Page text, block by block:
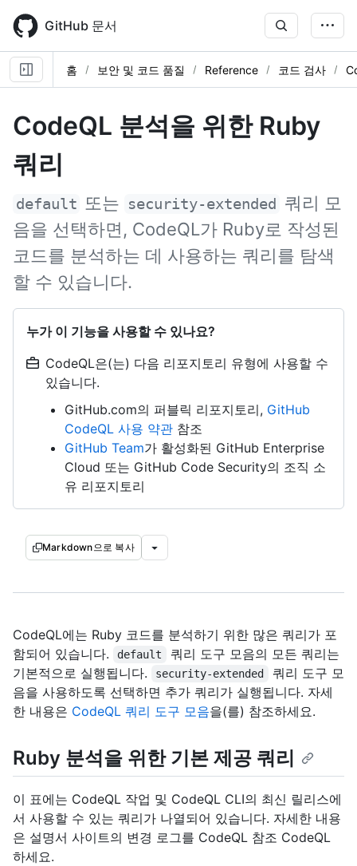
main
content
GitHub 문서
홈 보안 및 코드 품질 Reference 코드 검사
CodeQL 분석을 위한 Ruby
쿼리
default 또는 security-extended
쿼리 모
음을 선택하면, CodeQL가 Ruby로 작성된
코드를 분석하는 데 사용하는 쿼리를 탐색
할 수 있습니다.
누가 이 기능을 사용할 수 있나요?
CodeQL은(는) 다음 리포지토리 유형에 사용할 수
있습니다.
GitHub.com의 퍼블릭 리포지토리, GitHub
CodeQL 사용 약관 참조
GitHub Team가 활성화된 GitHub Enterprise
Cloud 또는 GitHub Code Security의 조직 소
유 리포지토리
Markdown으로 복사
CodeQL에는 Ruby 코드를 분석하기 위한 많은 쿼리가 포
함되어 있습니다.
default
쿼리 도구 모음의 모든 쿼리는
기본적으로 실행됩니다.
security-extended
쿼리 도구 모
음을 사용하도록 선택하면 추가 쿼리가 실행됩니다. 자세
한 내용은 CodeQL 쿼리 도구 모음을(를) 참조하세요.
Ruby 분석을 위한 기본 제공 쿼리
이 표에는 CodeQL 작업 및 CodeQL CLI의 최신 릴리스에
서 사용할 수 있는 쿼리가 나열되어 있습니다. 자세한 내용
은 설명서 사이트의 변경 로그를 CodeQL 참조 CodeQL
하세요.